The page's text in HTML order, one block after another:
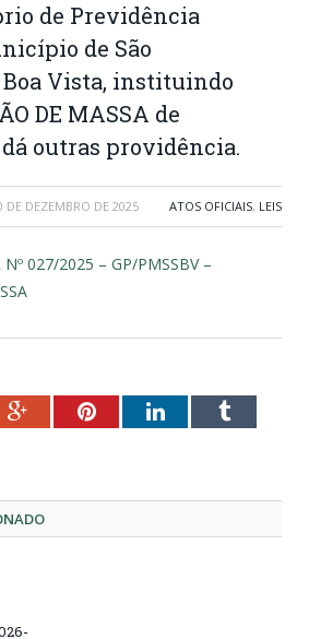
de Previdência
de São
Boa Vista, instituindo
DE MASSA de
dá outras providência.
DE DEZEMBRO DE 2025 ATOS OFICIAIS, LEIS
027/2025 – GP/PMSSBV –
Google+PinterestLinkedInTumblr